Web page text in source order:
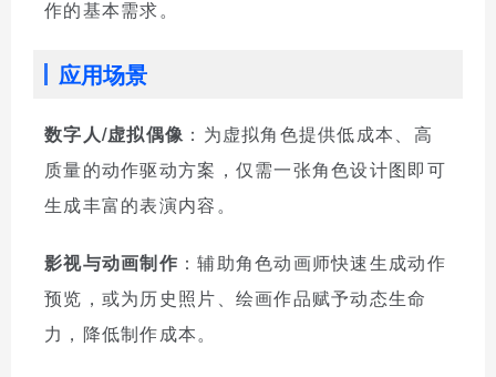
作的基本需求。
应用场景
数字人/虚拟偶像 ：为虚拟角色提供低成本、高
质量的动作驱动方案，仅需一张角色设计图即可
生成丰富的表演内容。
影视与动画制作 ：辅助角色动画师快速生成动作
预览，或为历史照片、绘画作品赋予动态生命
力，降低制作成本。